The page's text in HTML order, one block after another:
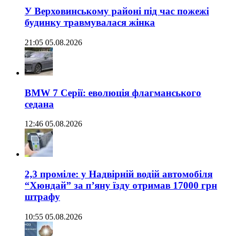
У Верховинському районі під час пожежі
будинку травмувалася жінка
21:05 05.08.2026
BMW 7 Серії: еволюція флагманського
седана
12:46 05.08.2026
2,3 проміле: у Надвірній водій автомобіля
“Хюндай” за п’яну їзду отримав 17000 грн
штрафу
10:55 05.08.2026